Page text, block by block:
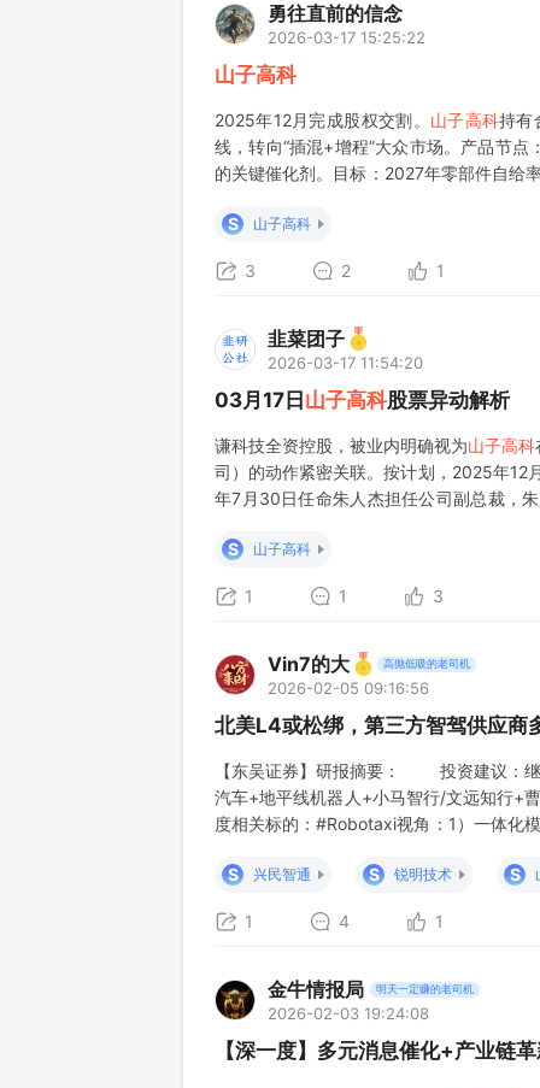
勇往直前的信念
2026-03-17 15:25:22
山子高科
2025年12月完成股权交割。 山子高科持有
线，转向“插混+增程”大众市场。产品节
的关键催化剂。目标：2027年零部件自给
S
山子高科
3 2 1
韭菜团子
2026-03-17 11:54:20
03月17日 山子高科股票异动解析
谦科技全资控股，被业内明确视为山子高科
司）的动作紧密关联。按计划，2025年12
年7月30日任命朱人杰担任公司副总裁，
S
山子高科
1 1 3
Vin7的大 高抛低吸的老司机
2026-02-05 09:16:56
北美L4或松绑，第三方智驾供应
【东吴证券】研报摘要： 投资建议：继
汽车+地平线机器人+小马智行/文远知行
度相关标的：#Robotaxi视角：1）一体化
+九识智能
S 兴民智通 S 锐明技术 S
1 4 1
金牛情报局 明天一定赚的老司机
2026-02-03 19:24:08
【深一度】多元消息催化+产业链